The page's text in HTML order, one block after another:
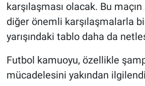
karşılaşması olacak. Bu
diğer önemli karşılaşmalarla
yarışındaki tablo daha da
Futbol kamuoyu, özellikle
mücadelesini yakından